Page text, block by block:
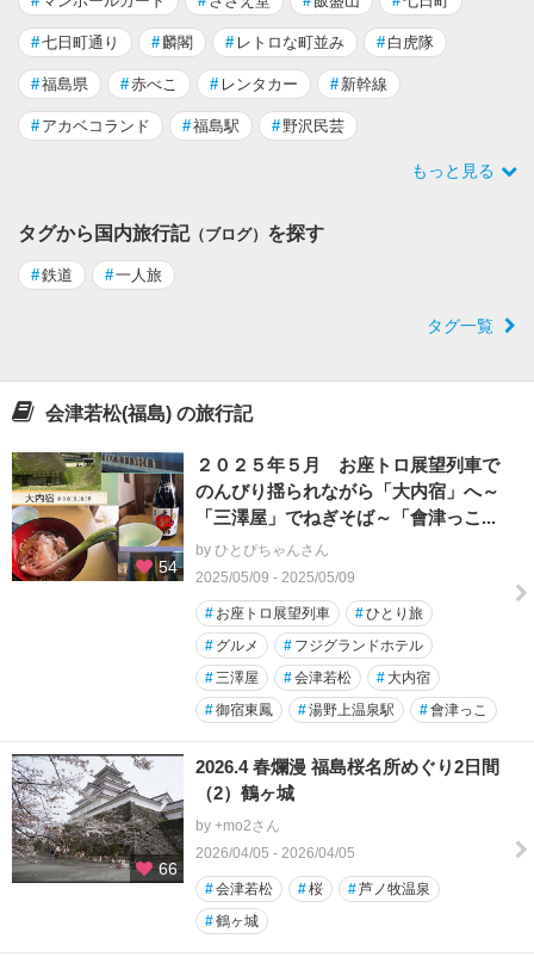
#七日町通り # 麟閣 # レトロな町並み # 白虎隊
#福島県 #赤べこ # レンタカー # 新幹線
# アカベコランド #福島駅 # 野沢民芸
もっと見る
タグから国内旅行記（ブログ） を探す
#鉄道 #一人旅
タグ一覧
会津若松(福島) の旅行記
54
２０２５年５月 お座トロ展望列車で
のんびり揺られながら「大内宿」へ～
「三澤屋」でねぎそば～「會津っこ...
by ひとぴちゃんさん
2025/05/09 - 2025/05/09
# お座トロ展望列車 #ひとり旅
# グルメ # フジグランドホテル
# 三澤屋 #会津若松 # 大内宿
#御宿東鳳 #湯野上温泉駅 #會津っこ
66
2026.4 春爛漫 福島桜名所めぐり2日間
（2）鶴ヶ城
by +mo2さん
2026/04/05 - 2026/04/05
#会津若松 #桜 #芦ノ牧温泉
#鶴ヶ城